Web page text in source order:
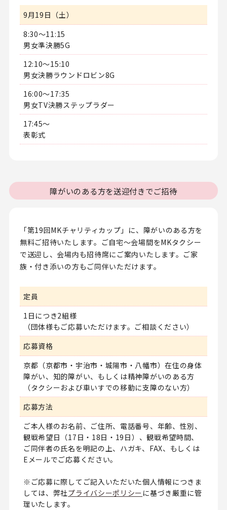
9月19日（土）
8:30～11:15
男女準決勝5G
12:10～15:10
男女決勝ラウンドロビン8G
16:00～17:35
男女TV決勝ステップラダー
17:45～
表彰式
障がいのある方を送迎付きでご招待
「第19回MKチャリティカップ」に、障がいのある方を
無料ご招待いたします。ご自宅～会場間をMKタクシー
で送迎し、会場内も招待席にご案内いたします。ご家
族・付き添いの方もご同伴いただけます。
定員
1日につき2組様
（団体様もご応募いただけます。ご相談ください）
応募資格
京都（京都市・宇治市・城陽市・八幡市）在住の身体
障がい、知的障がい、もしくは精神障がいのある方
（タクシーおよび車いすでの移動に支障のない方）
応募方法
ご本人様のお名前、ご住所、電話番号、年齢、性別、
観戦希望日（17日・18日・19日）、観戦希望時間、
ご同伴者の氏名を明記の上、ハガキ、FAX、もしくは
Eメールでご応募ください。
※ご応募に際してご記入いただいた個人情報につきま
しては、弊社プライバシーポリシー に基づき厳重に管
理いたします。